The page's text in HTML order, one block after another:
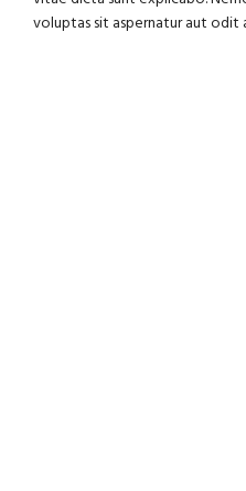
voluptas sit aspernatur aut odit